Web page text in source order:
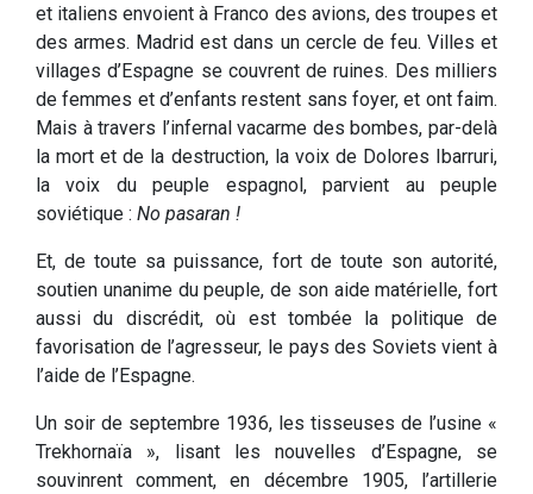
et italiens envoient à Franco des avions, des troupes et
des armes. Madrid est dans un cercle de feu. Villes et
villages d’Espagne se couvrent de ruines. Des milliers
de femmes et d’enfants restent sans foyer, et ont faim.
Mais à travers l’infernal vacarme des bombes, par-delà
la mort et de la destruction, la voix de Dolores Ibarruri,
la voix du peuple espagnol, parvient au peuple
soviétique : No pasaran !
Et, de toute sa puissance, fort de toute son autorité,
soutien unanime du peuple, de son aide matérielle, fort
aussi du discrédit, où est tombée la politique de
favorisation de l’agresseur, le pays des Soviets vient à
l’aide de l’Espagne.
Un soir de septembre 1936, les tisseuses de l’usine «
Trekhornaïa », lisant les nouvelles d’Espagne, se
souvinrent comment, en décembre 1905, l’artillerie